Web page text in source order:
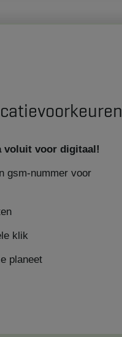
voluit voor digitaal!
gsm-nummer voor
klik
planeet